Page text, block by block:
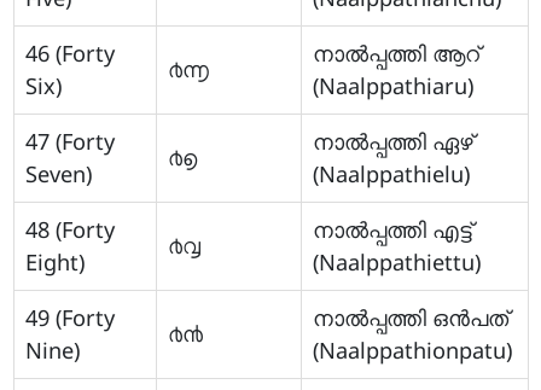
46 (Forty
Six)
൪൬
നാല്‍പ്പത്തി ആറ്
(Naalppathiaru)
47 (Forty
Seven)
൪൭
നാല്‍പ്പത്തി ഏഴ്
(Naalppathielu)
48 (Forty
Eight)
൪൮
നാല്‍പ്പത്തി എട്ട്
(Naalppathiettu)
49 (Forty
Nine)
൪൯
നാല്‍പ്പത്തി ഒന്‍പത്
(Naalppathionpatu)